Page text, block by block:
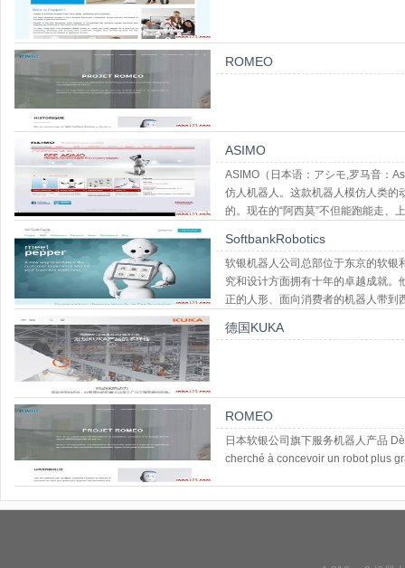
ROMEO
ASIMO
ASIMO（日本语：アシモ,罗马音：
仿人机器人。这款机器人模仿人类的
的。现在的“阿西莫”不但能跑能走、
SoftbankRobotics
软银机器人公司总部位于东京的软
究和设计方面拥有十年的卓越成就
正的人形、面向消费者的机器人带到
德国KUKA
ROMEO
日本软银公司旗下服务机器人产品
cherché à concevoir un robot plus